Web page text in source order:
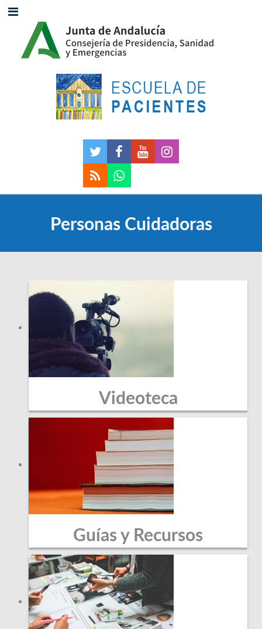
Personas Cuidadoras
Videoteca
Guías y Recursos